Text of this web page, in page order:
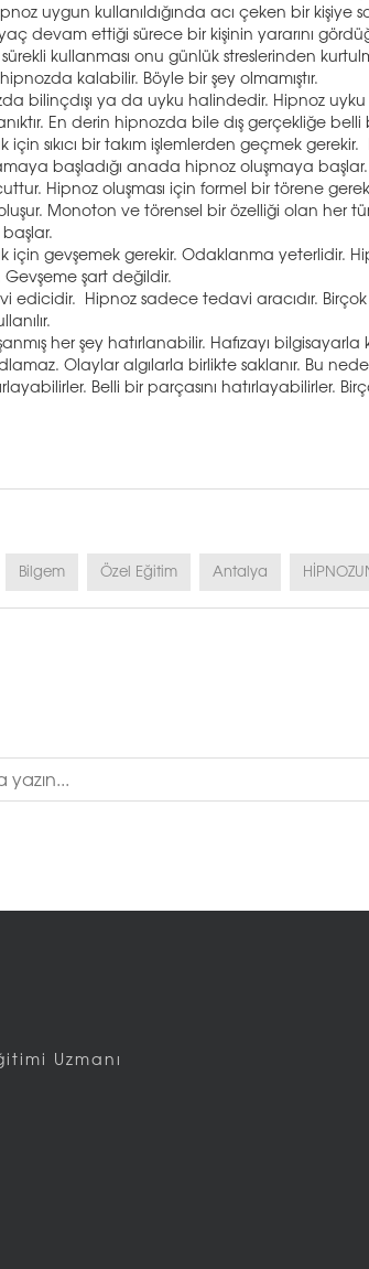
uygun kullanıldığında acı çeken bir
devam ettiği sürece bir kişinin yararını
kullanması onu günlük streslerinden
hipnozda kalabilir. Böyle bir şey olmamıştır.
bilinçdışı ya da uyku halindedir. Hipnoz
En derin hipnozda bile dış gerçekliğe
için sıkıcı bir takım işlemlerden geçmek
başladığı anada hipnoz oluşmaya
Hipnoz oluşması için formel bir törene
Monoton ve törensel bir özelliği olan her
için gevşemek gerekir. Odaklanma yeterlidir.
şart değildir.
edicidir. Hipnoz sadece tedavi aracıdır.
her şey hatırlanabilir. Hafızayı bilgisayarla
Olaylar algılarla birlikte saklanır. Bu
Belli bir parçasını hatırlayabilirler.
Bilgem Özel Eğitim Antalya
Uzmanı